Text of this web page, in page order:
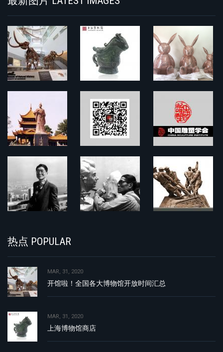
热点 POPULAR
MAR, 31, 2020
开馆啦！全国各大博物馆开放时间汇总
MAR, 31, 2020
上海博物馆商店